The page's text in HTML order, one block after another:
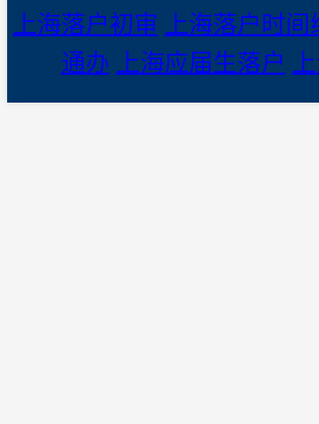
上海落户初审
上海落户时间
通办
上海应届生落户